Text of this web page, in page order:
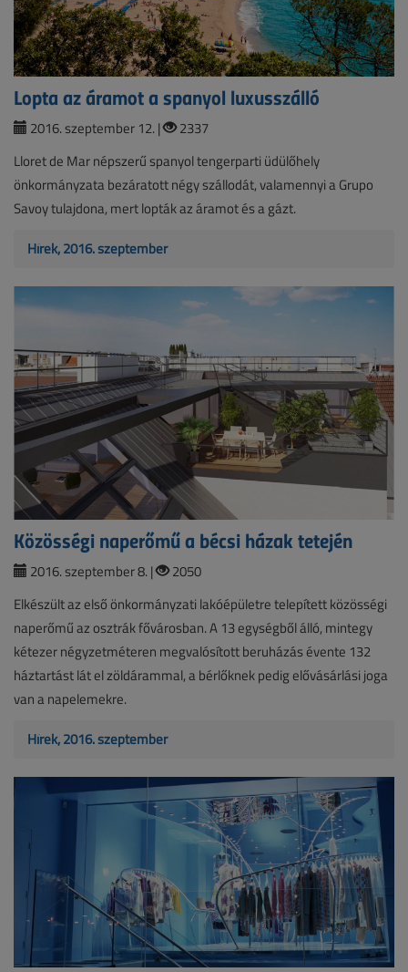
Lopta az áramot a spanyol luxusszálló
2016. szeptember 12. |
2337
Lloret de Mar népszerű spanyol tengerparti üdülőhely
önkormányzata bezáratott négy szállodát, valamennyi a Grupo
Savoy tulajdona, mert lopták az áramot és a gázt.
Hírek, 2016. szeptember
Közösségi naperőmű a bécsi házak tetején
2016. szeptember 8. |
2050
Elkészült az első önkormányzati lakóépületre telepített közösségi
naperőmű az osztrák fővárosban. A 13 egységből álló, mintegy
kétezer négyzetméteren megvalósított beruházás évente 132
háztartást lát el zöldárammal, a bérlőknek pedig elővásárlási joga
van a napelemekre.
Hírek, 2016. szeptember